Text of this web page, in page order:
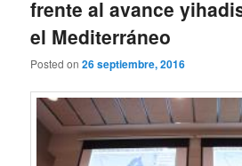
frente al avance
el Mediterráneo
Posted on26 septiembre, 2016